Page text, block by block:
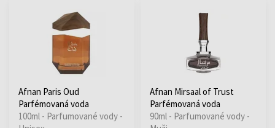
Afnan Paris Oud
Parfémovaná voda
100ml - Parfumované vody -
Afnan Mirsaal of Trust
Parfémovaná voda
90ml - Parfumované vody -